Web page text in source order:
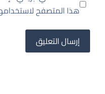
هذا المتصفح